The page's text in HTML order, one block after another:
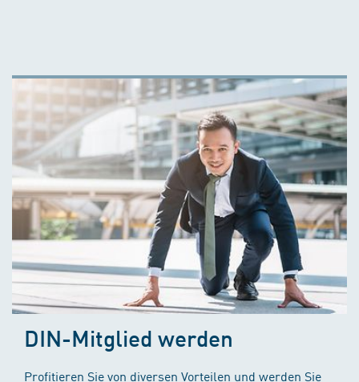
DIN-Mitglied werden
Profitieren Sie von diversen Vorteilen und werden Sie